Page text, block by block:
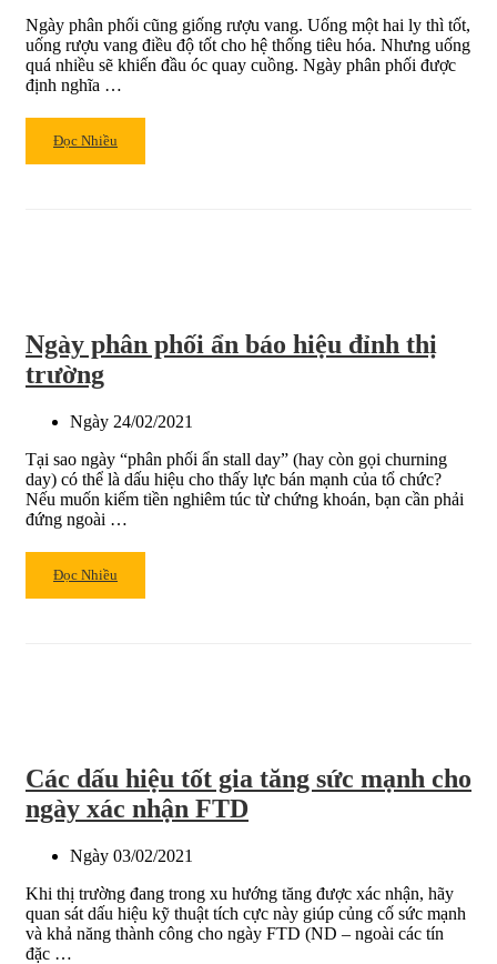
cách
phát
hiện
đơn
Ngày phân phối cũng giống rượu vang. Uống một hai ly thì tốt,
uống rượu vang điều độ tốt cho hệ thống tiêu hóa. Nhưng uống
quá nhiều sẽ khiến đầu óc quay cuồng. Ngày phân phối được
định nghĩa …
Read
more
phát
hiện
thị
đạt
Đọc Nhiều
Ngày phân phối ẩn báo hiệu đỉnh thị
trường
Ngày 24/02/2021
Tại sao ngày “phân phối ẩn stall day” (hay còn gọi churning
day) có thể là dấu hiệu cho thấy lực bán mạnh của tổ chức?
Nếu muốn kiếm tiền nghiêm túc từ chứng khoán, bạn cần phải
đứng ngoài …
Read
more
đỉnh
thị
trường
Đọc Nhiều
Các dấu hiệu tốt gia tăng sức mạnh cho
ngày xác nhận FTD
Ngày 03/02/2021
Khi thị trường đang trong xu hướng tăng được xác nhận, hãy
quan sát dấu hiệu kỹ thuật tích cực này giúp củng cố sức mạnh
và khả năng thành công cho ngày FTD (ND – ngoài các tín
đặc …